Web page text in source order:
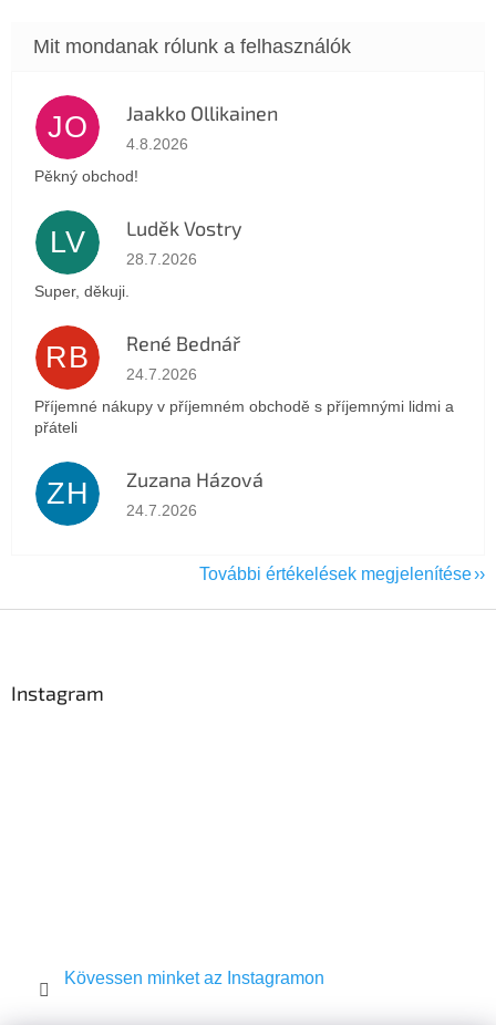
JO Jaakko Ollikainen
Az áruház értékelése 5-ből 5 csillag.
4.8.2026
Pěkný obchod!
LV Luděk Vostry
Az áruház értékelése 5-ből 5 csillag.
28.7.2026
Super, děkuji.
RB René Bednář
Az áruház értékelése 5-ből 5 csillag.
24.7.2026
Příjemné nákupy v příjemném obchodě s příjemnými lidmi a
přáteli
ZH Zuzana Házová
Az áruház értékelése 5-ből 5 csillag.
24.7.2026
További értékelések megjelenítése
Instagram
Kövessen minket az Instagramon